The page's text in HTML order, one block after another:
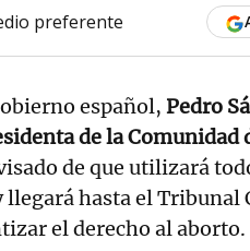
preferente
español, Pedro
de la Comunidad
de que utilizará
llegará hasta el
el derecho al aborto.